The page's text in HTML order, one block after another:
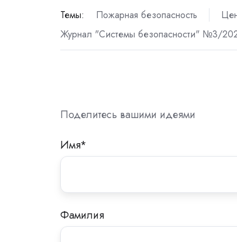
Темы: Пожарная безопасность
Журнал "Системы безопасности" №3/
Поделитесь вашими идеями
Имя*
Фамилия